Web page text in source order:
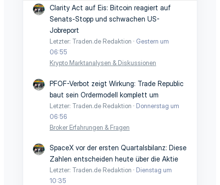
Clarity Act auf Eis: Bitcoin reagiert auf
Senats-Stopp und schwachen US-
Jobreport
Letzter: Traden.de Redaktion
Gestern um
06:55
Krypto Marktanalysen & Diskussionen
PFOF-Verbot zeigt Wirkung: Trade Republic
baut sein Ordermodell komplett um
Letzter: Traden.de Redaktion
Donnerstag um
06:56
Broker Erfahrungen & Fragen
SpaceX vor der ersten Quartalsbilanz: Diese
Zahlen entscheiden heute über die Aktie
Letzter: Traden.de Redaktion
Dienstag um
10:35